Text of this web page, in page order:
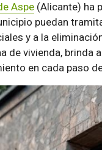
Aspe(Alicante) ha
puedan
y a la
de vivienda, brinda
en cada paso